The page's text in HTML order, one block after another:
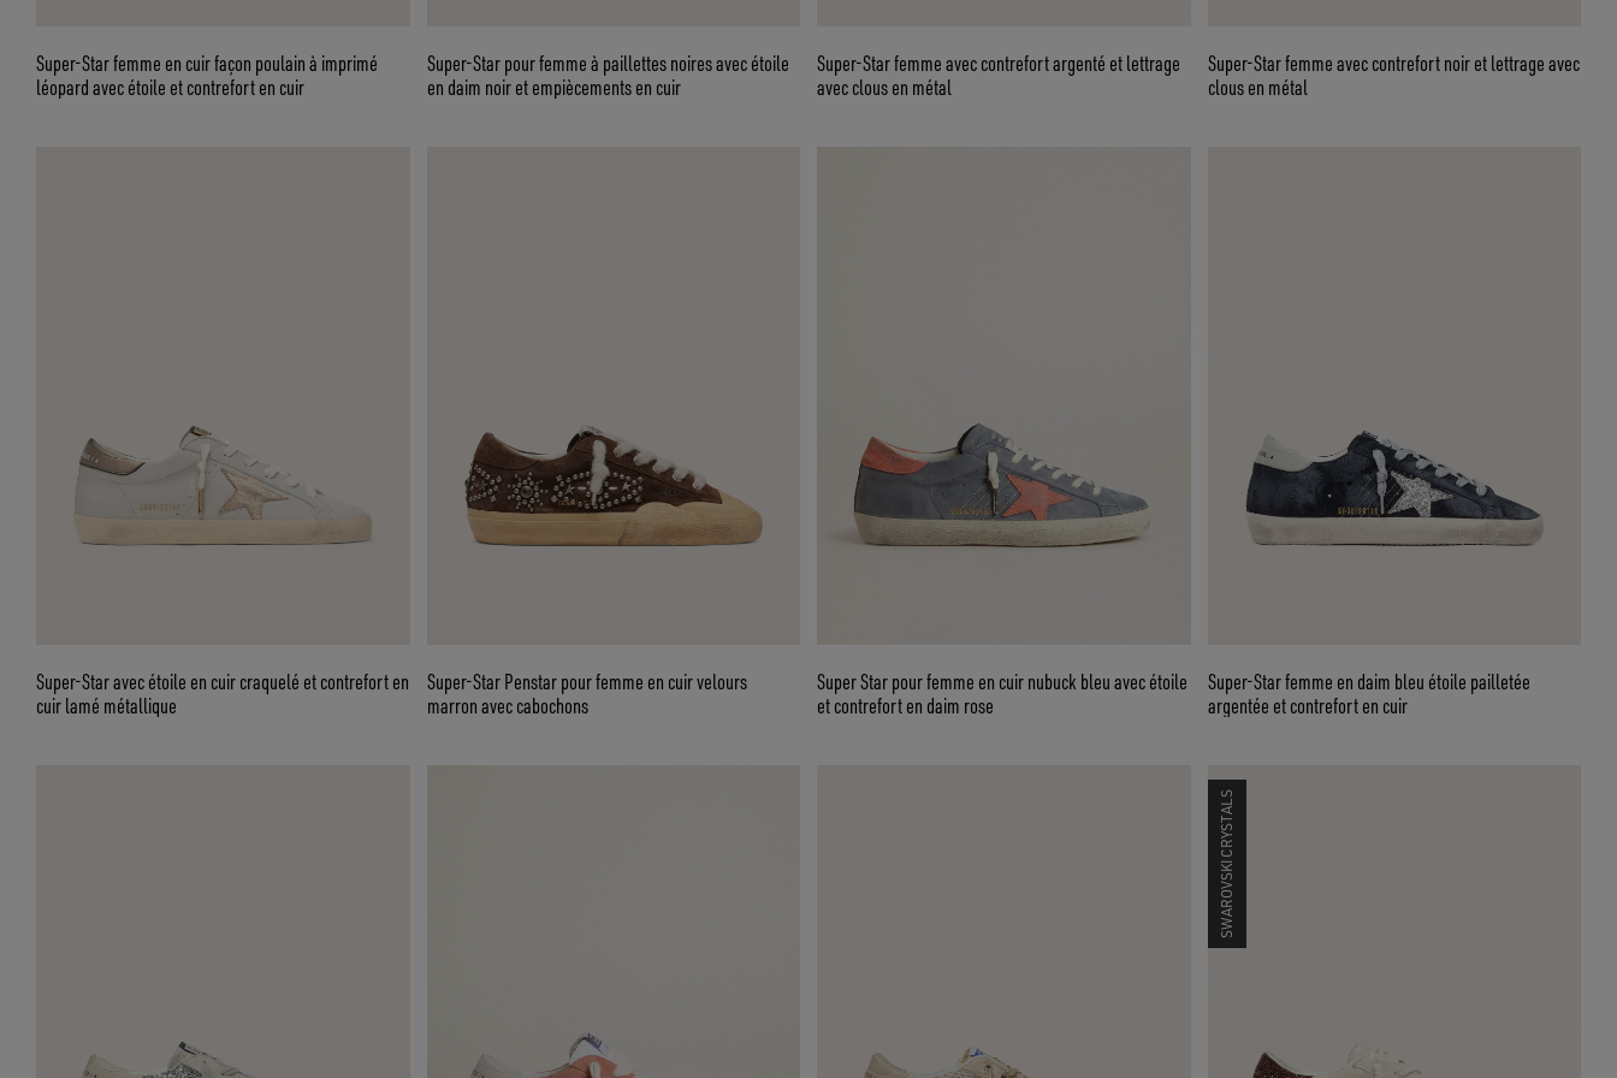
Super-Star femme en cuir façon poulain à imprimé
léopard avec étoile et contrefort en cuir
Super-Star pour femme à paillettes noires avec étoile
en daim noir et empiècements en cuir
Super-Star femme avec contrefort argenté et lettrage
avec clous en métal
Super-Star femme avec contrefort noir et lettrage avec
clous en métal
Super-Star avec étoile en cuir craquelé et contrefort en
cuir lamé métallique
Super-Star Penstar pour femme en cuir velours
marron avec cabochons
Super Star pour femme en cuir nubuck bleu avec étoile
et contrefort en daim rose
Super-Star femme en daim bleu étoile pailletée
argentée et contrefort en cuir
SWAROVSKI CRYSTALS